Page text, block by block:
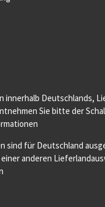
innerhalb Deutschlands,
Sie bitte der
sind für Deutschland
anderen